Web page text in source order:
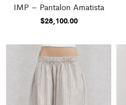
IMP – Pantalon Amatista
$28,100.00